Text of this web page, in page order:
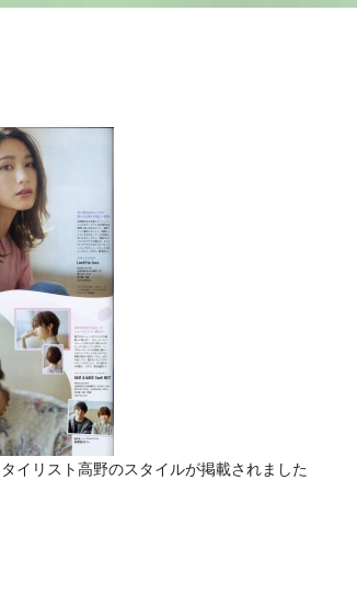
イリスト高野のスタイルが掲載されました